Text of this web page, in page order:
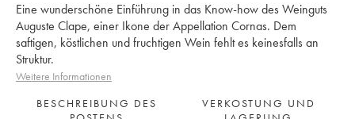
Eine wunderschöne Einführung in das Know-how des Weinguts
Auguste Clape, einer Ikone der Appellation Cornas. Dem
saftigen, köstlichen und fruchtigen Wein fehlt es keinesfalls an
Struktur.
Weitere Informationen
BESCHREIBUNG DES
VERKOSTUNG UND